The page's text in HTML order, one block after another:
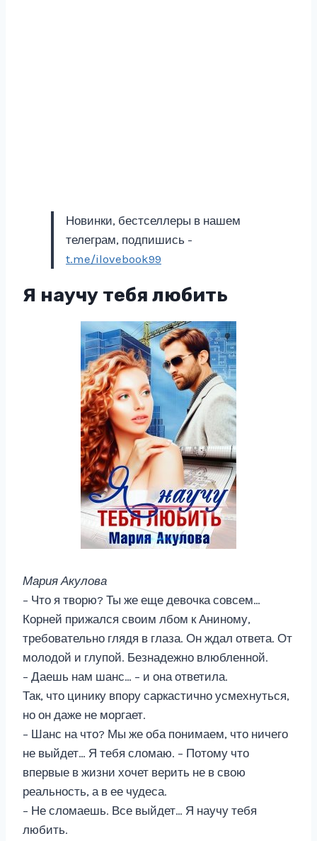
Новинки, бестселлеры в нашем
телеграм, подпишись -
t.me/ilovebook99
Я научу тебя любить
Мария Акулова
– Что я творю? Ты же еще девочка совсем…
Корней прижался своим лбом к Аниному,
требовательно глядя в глаза. Он ждал ответа. От
молодой и глупой. Безнадежно влюбленной.
– Даешь нам шанс… – и она ответила.
Так, что цинику впору саркастично усмехнуться,
но он даже не моргает.
– Шанс на что? Мы же оба понимаем, что ничего
не выйдет… Я тебя сломаю. – Потому что
впервые в жизни хочет верить не в свою
реальность, а в ее чудеса.
– Не сломаешь. Все выйдет… Я научу тебя
любить.